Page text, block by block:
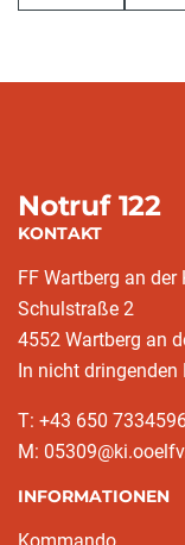
Notruf 122
KONTAKT
FF Wartberg an der
Schulstraße 2
4552 Wartberg an
In nicht dringenden
T: +43 650
M:
INFORMATIONEN